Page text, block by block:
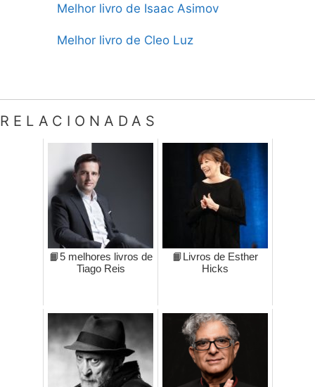
Melhor livro de Isaac Asimov
Melhor livro de Cleo Luz
RELACIONADAS
📙5 melhores livros de
Tiago Reis
📙Livros de Esther
Hicks